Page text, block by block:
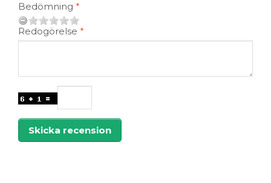
Bedömning
Redogörelse
Skicka recension